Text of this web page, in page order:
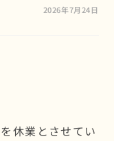
2026年7月24日
休業とさせてい